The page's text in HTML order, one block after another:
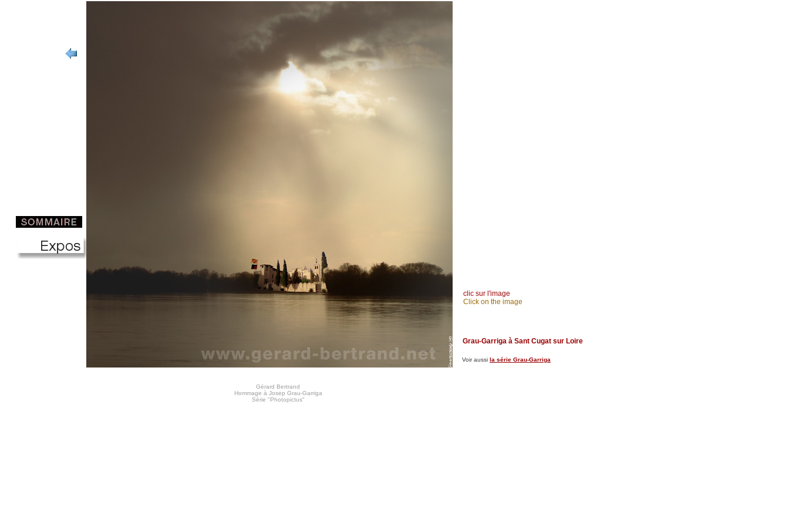
Voir aussi la série Grau-Garriga
clic sur l'image
Click on the image
Gérard Bertrand
Hommage à Josep Grau-Garriga
Série "Photopictus"
Grau-Garriga à Sant Cugat sur Loire